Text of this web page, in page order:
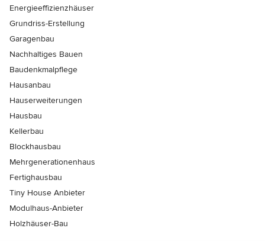
Energieeffizienzhäuser
Grundriss-Erstellung
Garagenbau
Nachhaltiges Bauen
Baudenkmalpflege
Hausanbau
Hauserweiterungen
Hausbau
Kellerbau
Blockhausbau
Mehrgenerationenhaus
Fertighausbau
Tiny House Anbieter
Modulhaus-Anbieter
Holzhäuser-Bau